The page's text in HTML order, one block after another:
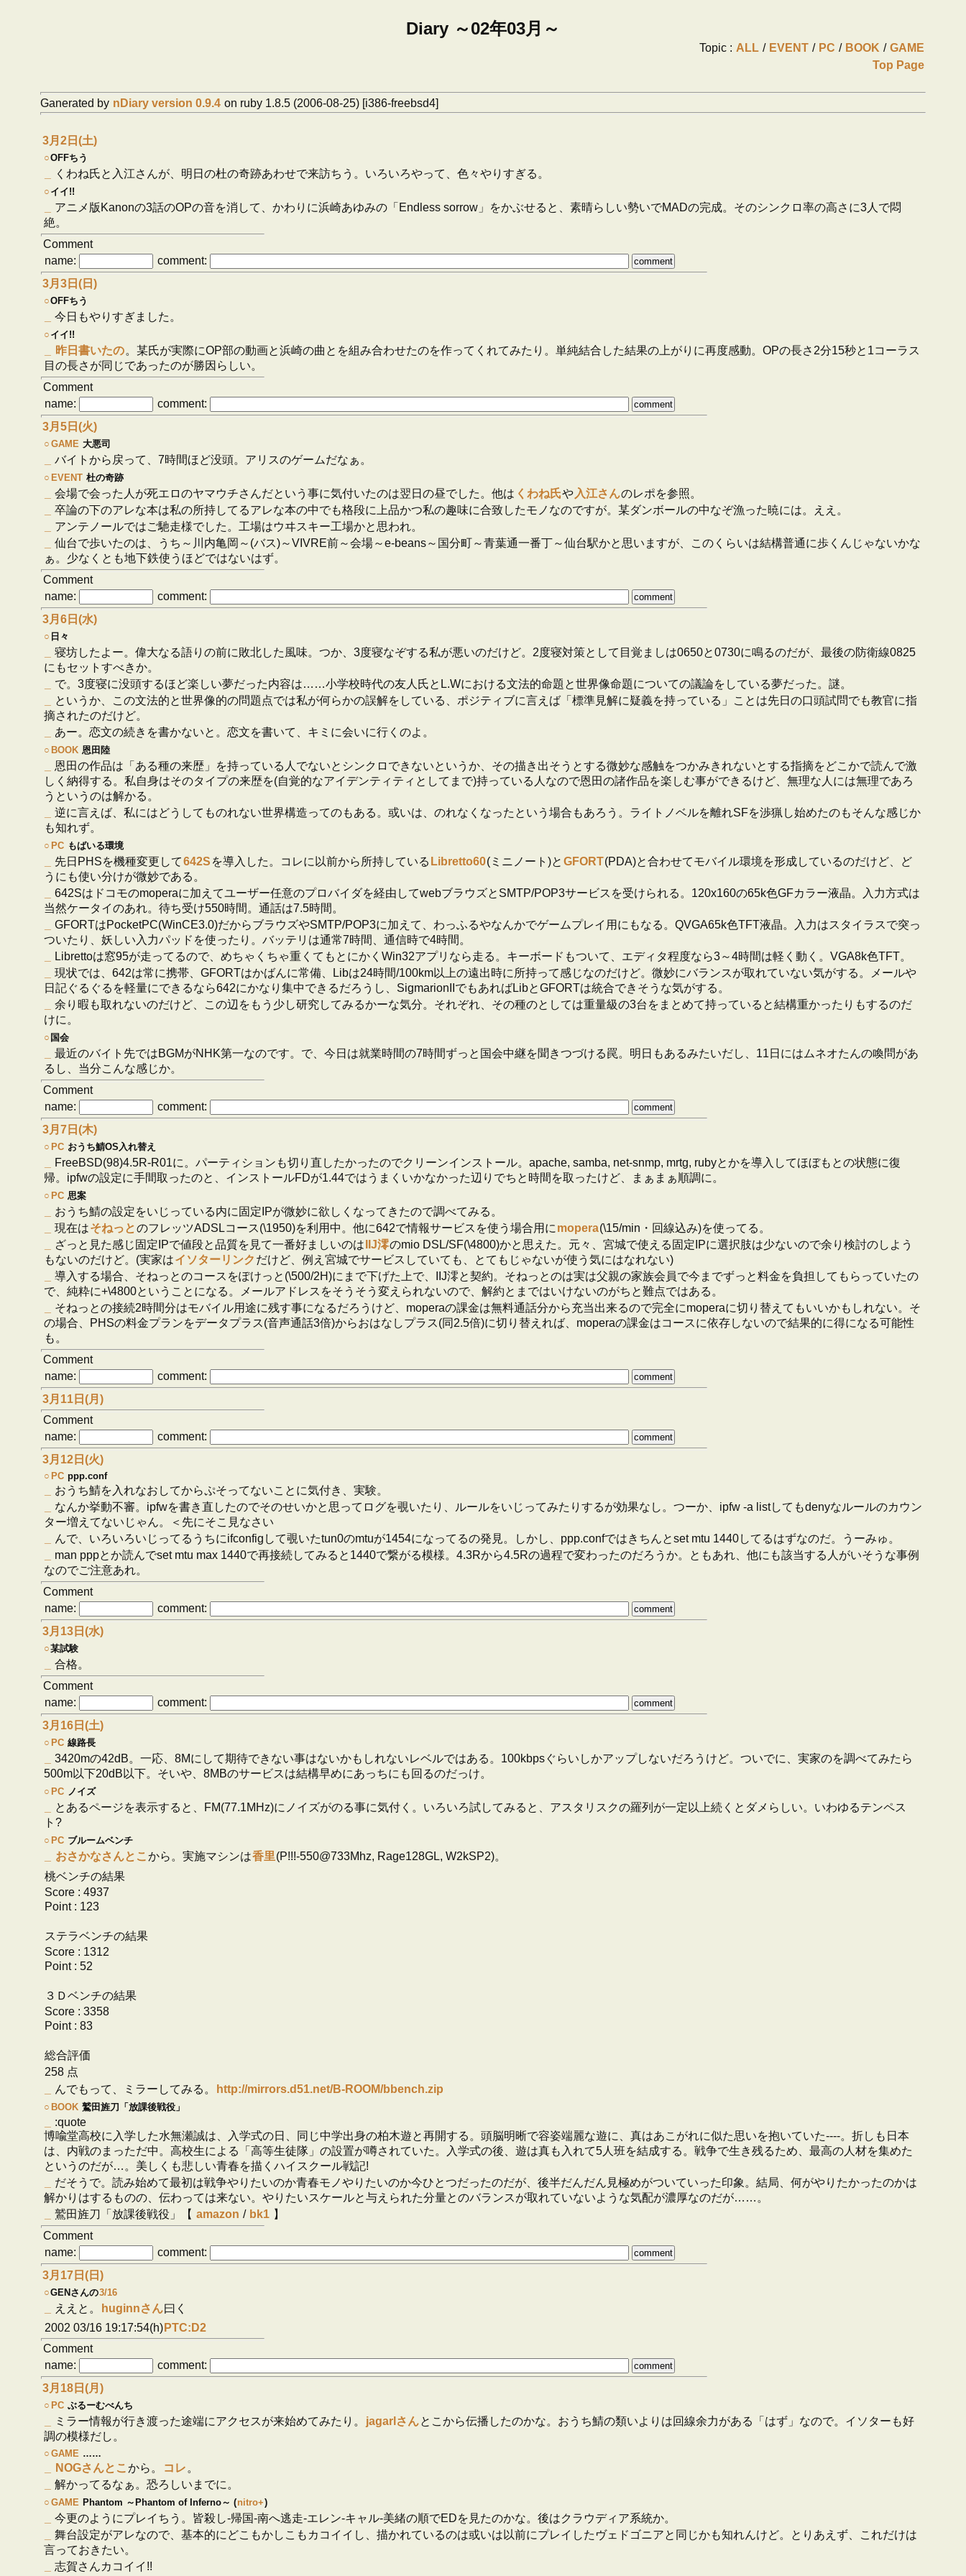
Diary ～02年03月～
Topic : ALL / EVENT / PC / BOOK / GAME
Top Page
Ganerated by nDiary version 0.9.4 on ruby 1.8.5 (2006-08-25) [i386-freebsd4]
3月2日(土)
○OFFちう
くわね氏と入江さんが、明日の杜の奇跡あわせで来訪ちう。いろいろやって、色々やりすぎる。
○ イイ!!
アニメ版Kanonの3話のOPの音を消して、かわりに浜崎あゆみの「Endless sorrow」をかぶせると、素晴らしい勢いでMADの完成。そのシンクロ率の高さに3人で悶
絶。
Comment
name:
comment:
3月3日(日)
○OFFちう
今日もやりすぎました。
○ イイ!!
昨日書いたの。某氏が実際にOP部の動画と浜崎の曲とを組み合わせたのを作ってくれてみたり。単純結合した結果の上がりに再度感動。OPの長さ2分15秒と1コーラス
目の長さが同じであったのが勝因らしい。
Comment
name:
comment:
3月5日(火)
○ GAME 大悪司
バイトから戻って、7時間ほど没頭。アリスのゲームだなぁ。
○ EVENT 杜の奇跡
会場で会った人が死エロのヤマウチさんだという事に気付いたのは翌日の昼でした。他は くわね氏や 入江さんのレポを参照。
卒論の下のアレな本は私の所持してるアレな本の中でも格段に上品かつ私の趣味に合致したモノなのですが。某ダンボールの中なぞ漁った暁には。ええ。
アンテノールではご馳走様でした。工場はウヰスキー工場かと思われ。
仙台で歩いたのは、うち～川内亀岡～(バス)～VIVRE前～会場～e-beans～国分町～青葉通一番丁～仙台駅かと思いますが、このくらいは結構普通に歩くんじゃないかな
ぁ。少なくとも地下鉄使うほどではないはず。
Comment
name:
comment:
3月6日(水)
○ 日々
寝坊したよー。偉大なる語りの前に敗北した風味。つか、3度寝なぞする私が悪いのだけど。2度寝対策として目覚ましは0650と0730に鳴るのだが、最後の防衛線0825
にもセットすべきか。
で。3度寝に没頭するほど楽しい夢だった内容は……小学校時代の友人氏とL.Wにおける文法的命題と世界像命題についての議論をしている夢だった。謎。
というか、この文法的と世界像的の問題点では私が何らかの誤解をしている、ポジティブに言えば「標準見解に疑義を持っている」ことは先日の口頭試問でも教官に指
摘されたのだけど。
あー。恋文の続きを書かないと。恋文を書いて、キミに会いに行くのよ。
○ BOOK 恩田陸
恩田の作品は「ある種の来歴」を持っている人でないとシンクロできないというか、その描き出そうとする微妙な感触をつかみきれないとする指摘をどこかで読んで激
しく納得する。私自身はそのタイプの来歴を(自覚的なアイデンティティとしてまで)持っている人なので恩田の諸作品を楽しむ事ができるけど、無理な人には無理であろ
うというのは解かる。
逆に言えば、私にはどうしてものれない世界構造ってのもある。或いは、のれなくなったという場合もあろう。ライトノベルを離れSFを渉猟し始めたのもそんな感じか
も知れず。
○ PC もばいる環境
先日PHSを機種変更して642S を導入した。コレに以前から所持している Libretto60(ミニノート)と GFORT(PDA)と合わせてモバイル環境を形成しているのだけど、ど
うにも使い分けが微妙である。
642Sはドコモのmoperaに加えてユーザー任意のプロバイダを経由してwebブラウズとSMTP/POP3サービスを受けられる。120x160の65k色GFカラー液晶。入力方式は
当然ケータイのあれ。待ち受け550時間。通話は7.5時間。
GFORTはPocketPC(WinCE3.0)だからブラウズやSMTP/POP3に加えて、わっふるやなんかでゲームプレイ用にもなる。QVGA65k色TFT液晶。入力はスタイラスで突っ
ついたり、妖しい入力パッドを使ったり。バッテリは通常7時間、通信時で4時間。
Librettoは窓95が走ってるので、めちゃくちゃ重くてもとにかくWin32アプリなら走る。キーボードもついて、エディタ程度なら3～4時間は軽く動く。VGA8k色TFT。
現状では、642は常に携帯、GFORTはかばんに常備、Libは24時間/100km以上の遠出時に所持って感じなのだけど。微妙にバランスが取れていない気がする。メールや
日記ぐるぐるを軽量にできるなら642にかなり集中できるだろうし、SigmarionIIでもあればLibとGFORTは統合できそうな気がする。
余り暇も取れないのだけど、この辺をもう少し研究してみるかーな気分。それぞれ、その種のとしては重量級の3台をまとめて持っていると結構重かったりもするのだ
けに。
○ 国会
最近のバイト先ではBGMがNHK第一なのです。で、今日は就業時間の7時間ずっと国会中継を聞きつづける罠。明日もあるみたいだし、11日にはムネオたんの喚問があ
るし、当分こんな感じか。
Comment
name:
comment:
3月7日(木)
○ PC おうち鯖OS入れ替え
FreeBSD(98)4.5R-R01に。パーティションも切り直したかったのでクリーンインストール。apache, samba, net-snmp, mrtg, rubyとかを導入してほぼもとの状態に復
帰。ipfwの設定に手間取ったのと、インストールFDが1.44ではうまくいかなかった辺りでちと時間を取ったけど、まぁまぁ順調に。
○ PC 思案
おうち鯖の設定をいじっている内に固定IPが微妙に欲しくなってきたので調べてみる。
現在はそねっとのフレッツADSLコース(\1950)を利用中。他に642で情報サービスを使う場合用に mopera(\15/min・回線込み)を使ってる。
ざっと見た感じ固定IPで値段と品質を見て一番好ましいのは IIJ澪のmio DSL/SF(\4800)かと思えた。元々、宮城で使える固定IPに選択肢は少ないので余り検討のしよう
もないのだけど。(実家はイソターリンク だけど、例え宮城でサービスしていても、とてもじゃないが使う気にはなれない)
導入する場合、そねっとのコースをぽけっと(\500/2H)にまで下げた上で、IIJ澪と契約。そねっとのは実は父親の家族会員で今までずっと料金を負担してもらっていたの
で、純粋に+\4800ということになる。メールアドレスをそうそう変えられないので、解約とまではいけないのがちと難点ではある。
そねっとの接続2時間分はモバイル用途に残す事になるだろうけど、moperaの課金は無料通話分から充当出来るので完全にmoperaに切り替えてもいいかもしれない。そ
の場合、PHSの料金プランをデータプラス(音声通話3倍)からおはなしプラス(同2.5倍)に切り替えれば、moperaの課金はコースに依存しないので結果的に得になる可能性
も。
Comment
name:
comment:
3月11日(月)
Comment
name:
comment:
3月12日(火)
○ PC ppp.conf
おうち鯖を入れなおしてからぷそってないことに気付き、実験。
なんか挙動不審。ipfwを書き直したのでそのせいかと思ってログを覗いたり、ルールをいじってみたりするが効果なし。つーか、ipfw -a listしてもdenyなルールのカウン
ター増えてないじゃん。＜先にそこ見なさい
んで、いろいろいじってるうちにifconfigして覗いたtun0のmtuが1454になってるの発見。しかし、ppp.confではきちんとset mtu 1440してるはずなのだ。うーみゅ。
man pppとか読んでset mtu max 1440で再接続してみると1440で繋がる模様。4.3Rから4.5Rの過程で変わったのだろうか。ともあれ、他にも該当する人がいそうな事例
なのでご注意あれ。
Comment
name:
comment:
3月13日(水)
○某試験
合格。
Comment
name:
comment:
3月16日(土)
○ PC 線路長
3420mの42dB。一応、8Mにして期待できない事はないかもしれないレベルではある。100kbpsぐらいしかアップしないだろうけど。ついでに、実家のを調べてみたら
500m以下20dB以下。そいや、8MBのサービスは結構早めにあっちにも回るのだっけ。
○ PC ノイズ
とあるページを表示すると、FM(77.1MHz)にノイズがのる事に気付く。いろいろ試してみると、アスタリスクの羅列が一定以上続くとダメらしい。いわゆるテンペス
ト?
○ PC ブルームベンチ
おさかなさんとこ から。実施マシンは香里(P!!!-550@733Mhz, Rage128GL, W2kSP2)。
桃ベンチの結果
Score : 4937
Point : 123
ステラベンチの結果
Score : 1312
Point : 52
３Ｄベンチの結果
Score : 3358
Point : 83
総合評価
258 点
んでもって、ミラーしてみる。 http://mirrors.d51.net/B-ROOM/bbench.zip
○ BOOK 鷲田旌刀「放課後戦役」
:quote
博喩堂高校に入学した水無瀬誠は、入学式の日、同じ中学出身の柏木遊と再開する。頭脳明晰で容姿端麗な遊に、真はあこがれに似た思いを抱いていた----。折しも日本
は、内戦のまっただ中。高校生による「高等生徒隊」の設置が噂されていた。入学式の後、遊は真も入れて5人班を結成する。戦争で生き残るため、最高の人材を集めた
というのだが…。美しくも悲しい青春を描くハイスクール戦記!
だそうで。読み始めて最初は戦争やりたいのか青春モノやりたいのか今ひとつだったのだが、後半だんだん見極めがついていった印象。結局、何がやりたかったのかは
解かりはするものの、伝わっては来ない。やりたいスケールと与えられた分量とのバランスが取れていないような気配が濃厚なのだが……。
鷲田旌刀「放課後戦役」【 amazon / bk1 】
Comment
name:
comment:
3月17日(日)
○GENさんの3/16
ええと。 huginnさん曰く
2002 03/16 19:17:54(h) PTC:D2
Comment
name:
comment:
3月18日(月)
○ PC ぶるーむべんち
ミラー情報が行き渡った途端にアクセスが来始めてみたり。 jagarlさんとこから伝播したのかな。おうち鯖の類いよりは回線余力がある「はず」なので。イソターも好
調の模様だし。
○ GAME ……
NOGさんとこ から。 コレ 。
解かってるなぁ。恐ろしいまでに。
○ GAME Phantom ～Phantom of Inferno～ (nitro+)
今更のようにプレイちう。皆殺し-帰国-南へ逃走-エレン-キャル-美緒の順でEDを見たのかな。後はクラウディア系統か。
舞台設定がアレなので、基本的にどこもかしこもカコイイし、描かれているのは或いは以前にプレイしたヴェドゴニアと同じかも知れんけど。とりあえず、これだけは
言っておきたい。
志賀さんカコイイ!!